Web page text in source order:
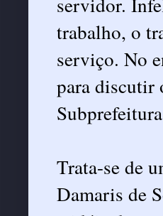
trabalho, o
serviço. No
para discutir
Trata-se de
Damaris de